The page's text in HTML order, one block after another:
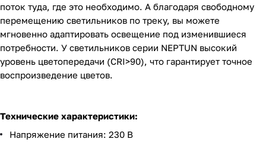
поток туда, где это необходимо. А благодаря свободному
перемещению светильников по треку, вы можете
мгновенно адаптировать освещение под изменившиеся
потребности. У светильников серии NEPTUN высокий
уровень цветопередачи (CRI>90), что гарантирует точное
воспроизведение цветов.
Технические характеристики:
Напряжение питания: 230 В